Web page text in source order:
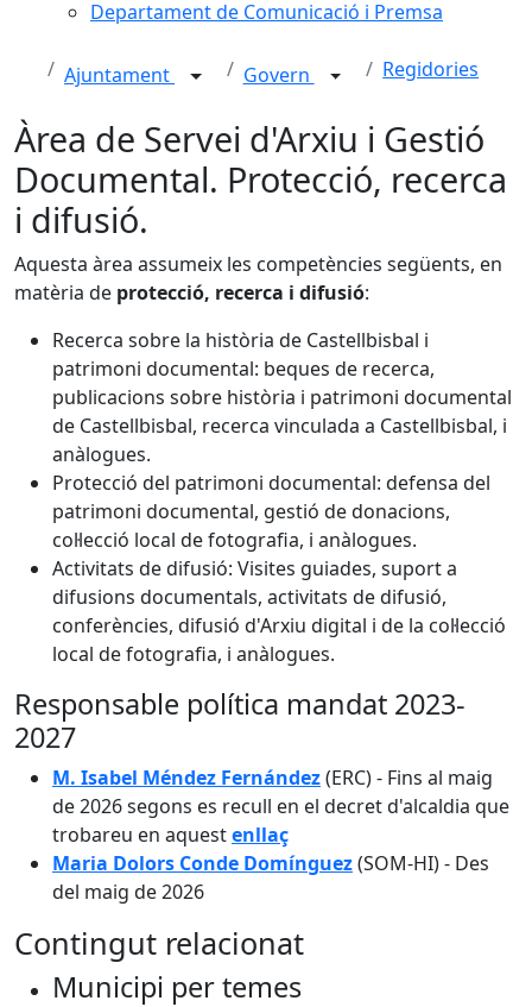
Departament de Comunicació i Premsa
Ajuntament Govern Regidories
Àrea de Servei d'Arxiu i Gestió
Documental. Protecció, recerca
i difusió.
Aquesta àrea assumeix les competències següents, en
matèria de protecció, recerca i difusió:
Recerca sobre la història de Castellbisbal i
patrimoni documental: beques de recerca,
publicacions sobre història i patrimoni documental
de Castellbisbal, recerca vinculada a Castellbisbal, i
anàlogues.
Protecció del patrimoni documental: defensa del
patrimoni documental, gestió de donacions,
col·lecció local de fotografia, i anàlogues.
Activitats de difusió: Visites guiades, suport a
difusions documentals, activitats de difusió,
conferències, difusió d'Arxiu digital i de la col·lecció
local de fotografia, i anàlogues.
Responsable política mandat 2023-
2027
M. Isabel Méndez Fernández(ERC) - Fins al maig
de 2026 segons es recull en el decret d'alcaldia que
trobareu en aquestenllaç
Maria Dolors Conde Domínguez(SOM-HI) - Des
del maig de 2026
Contingut relacionat
Municipi per temes